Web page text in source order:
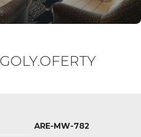
ARE-MW-782